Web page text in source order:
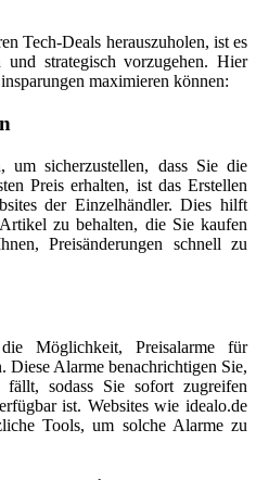
Tech-Deals herauszuholen, ist es
strategisch vorzugehen. Hier
maximieren können:
um sicherzustellen, dass Sie die
Preis erhalten, ist das Erstellen
der Einzelhändler. Dies hilft
zu behalten, die Sie kaufen
Preisänderungen schnell zu
Möglichkeit, Preisalarme für
Diese Alarme benachrichtigen Sie,
sodass Sie sofort zugreifen
ist. Websites wie idealo.de
Tools, um solche Alarme zu